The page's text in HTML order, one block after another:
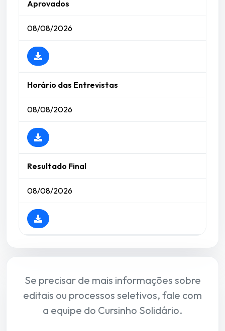
Aprovados
08/08/2026
Horário das Entrevistas
08/08/2026
Resultado Final
08/08/2026
Se precisar de mais informações sobre
editais ou processos seletivos, fale com
a equipe do Cursinho Solidário.